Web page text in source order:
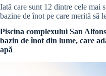
Iată care sunt 12 dintre cele mai
bazine de înot pe care merită să
Piscina complexului San
bazin de înot din lume, care
apă